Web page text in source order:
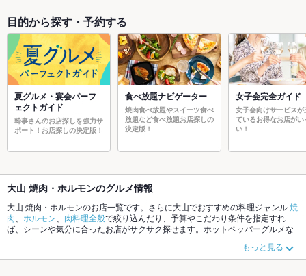
目的から探す・予約する
夏グルメ・宴会パーフ
ェクトガイド
幹事さんのお店探しを強力サ
ポート！お店探しの決定版！
食べ放題ナビゲーター
焼肉食べ放題やスイーツ食べ
放題など食べ放題お店探しの
決定版！
女子会完全ガイド
女子会向けサービスが
ているお得なお店がい
い！
大山 焼肉・ホルモンのグルメ情報
大山 焼肉・ホルモンのお店一覧です。さらに大山でおすすめの料理ジャンル焼
肉
ホルモン 肉料理全般で絞り込んだり、予算やこだわり条件を指定すれ
ば、シーンや気分に合ったお店がサクサク探せます。ホットペッパーグルメな
すすめ料理など、お店の最新情報をご紹介しているので安心！24時間使える簡
単便利なネット予約が使えるお店も拡大中です。友達どうしの飲み会にも、会
もっと見る